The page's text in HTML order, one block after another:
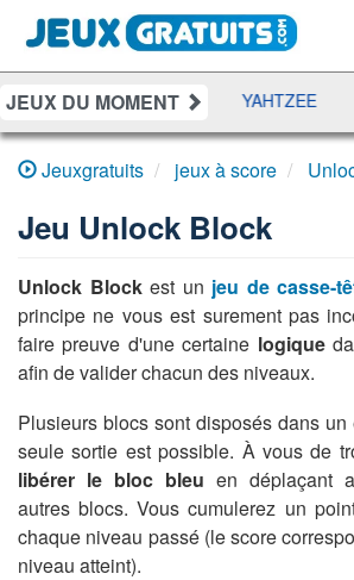
JEUX DU MOMENT
RAMI JETX YAHTZEE
Jeuxgratuits jeux à score
Jeu Unlock Block
Unlock Blockest un jeu de casse-
principe ne vous est surement pas
faire preuve d'une certaine logique
afin de valider chacun des niveaux.
Plusieurs blocs sont disposés dans
seule sortie est possible. À vous de
libérer le bloc bleu en déplaçant
autres blocs. Vous cumulerez un
chaque niveau passé (le score
niveau atteint).